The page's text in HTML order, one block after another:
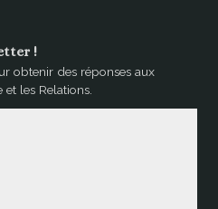
!
obtenir des réponses aux
et les Relations.